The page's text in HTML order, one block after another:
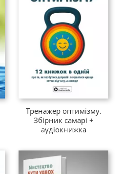
Тренажер оптимізму.
Збірник самарі +
аудіокнижка